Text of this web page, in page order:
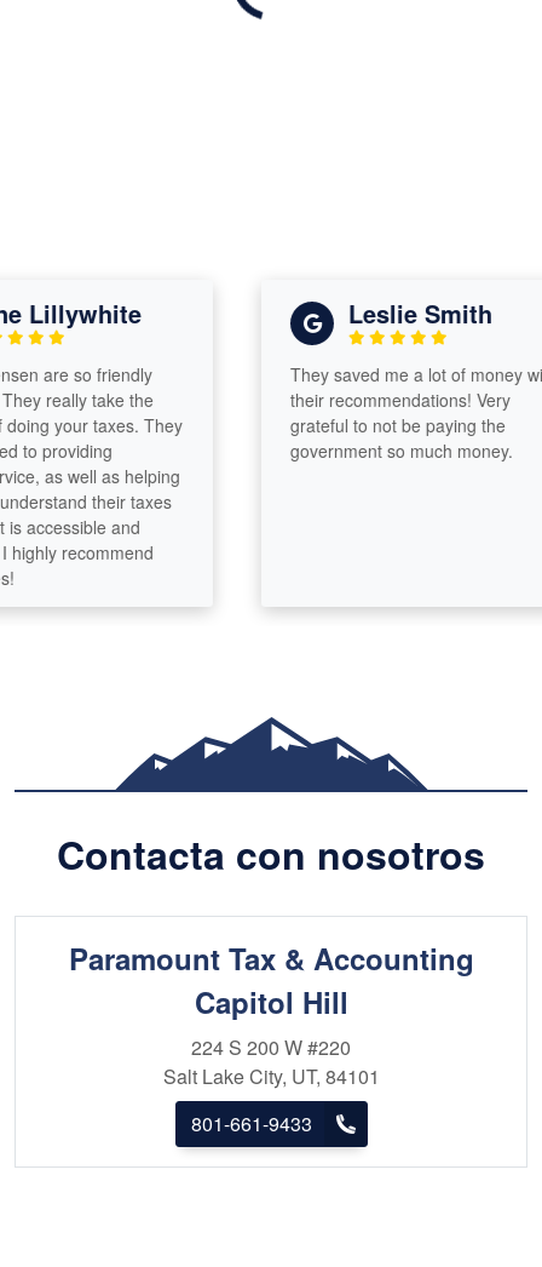
Lillywhite
are so friendly
really take the
your taxes. They
providing
as well as helping
their taxes
and
recommend
Leslie Smith
They saved me a lot of money with
their recommendations! Very
grateful to not be paying the
government so much money.
Contacta con nosotros
Paramount Tax & Accounting
Capitol Hill
224 S 200 W#220
Salt Lake City, UT, 84101
801-661-9433